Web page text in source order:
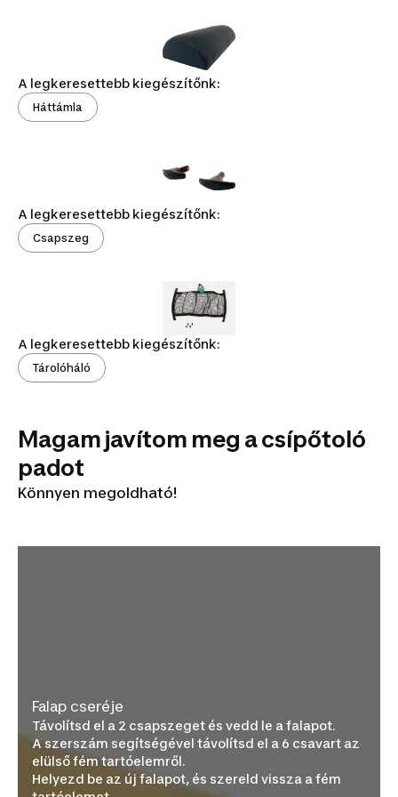
A legkeresettebb kiegészítőnk:
Háttámla
A legkeresettebb kiegészítőnk:
Csapszeg
A legkeresettebb kiegészítőnk:
Tárolóháló
Magam javítom meg a csípőtoló
padot
Könnyen megoldható!
Falap cseréje
Távolítsd el a 2 csapszeget és vedd le a falapot.
A szerszám segítségével távolítsd el a 6 csavart az
elülső fém tartóelemről.
Helyezd be az új falapot, és szereld vissza a fém